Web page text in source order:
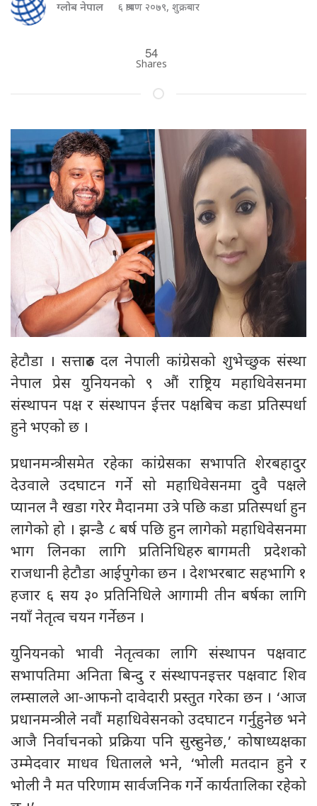
ग्लोब नेपाल ६ श्रावण २०७९, शुक्रबार
54
Shares
हेटौडा । सत्तारुढ दल नेपाली कांग्रेसको शुभेच्छुक संस्था
नेपाल प्रेस युनियनको ९ औं राष्ट्रिय महाधिवेसनमा
संस्थापन पक्ष र संस्थापन ईत्तर पक्षबिच कडा प्रतिस्पर्धा
हुने भएको छ ।
प्रधानमन्त्रीसमेत रहेका कांग्रेसका सभापति शेरबहादुर
देउवाले उदघाटन गर्ने सो महाधिवेसनमा दुवै पक्षले
प्यानल नै खडा गरेर मैदानमा उत्रे पछि कडा प्रतिस्पर्धा हुन
लागेको हो । झन्डै ८ बर्ष पछि हुन लागेको महाधिवेसनमा
भाग लिनका लागि प्रतिनिधिहरु बागमती प्रदेशकाे
राजधानी हेटौडा आईपुगेका छन । देशभरबाट सहभागि १
हजार ६ सय ३० प्रतिनिधिले आगामी तीन बर्षका लागि
नयाँ नेतृत्व चयन गर्नेछन ।
युनियनको भावी नेतृत्वका लागि संस्थापन पक्षवाट
सभापतिमा अनिता बिन्दु र संस्थापनइत्तर पक्षवाट शिव
लम्सालले आ-आफनो दावेदारी प्रस्तुत गरेका छन । ‘आज
प्रधानमन्त्रीले नवौं महाधिवेसनको उदघाटन गर्नुहुनेछ भने
आजै निर्वाचनको प्रक्रिया पनि सुरु हुनेछ,’ कोषाध्यक्षका
उम्मेदवार माधव धितालले भने, ‘भोली मतदान हुने र
भोली नै मत परिणाम सार्वजनिक गर्ने कार्यतालिका रहेको